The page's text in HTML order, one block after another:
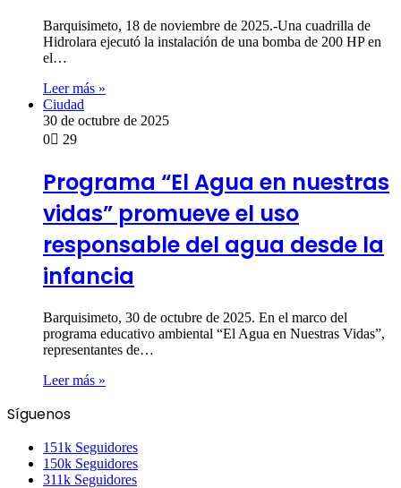
Barquisimeto, 18 de noviembre de 2025.-Una cuadrilla de
Hidrolara ejecutó la instalación de una bomba de 200 HP en
el…
Leer más »
Ciudad
30 de octubre de 2025
0
29
Programa “El Agua en nuestras
vidas” promueve el uso
responsable del agua desde la
infancia
Barquisimeto, 30 de octubre de 2025. En el marco del
programa educativo ambiental “El Agua en Nuestras Vidas”,
representantes de…
Leer más »
Síguenos
151k Seguidores
150k Seguidores
311k Seguidores